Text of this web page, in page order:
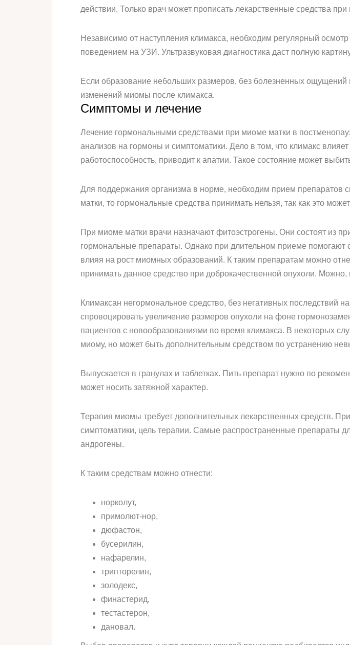
действии. Только врач может прописать лекарственные средства при
Независимо от наступления климакса, необходим регулярный
поведением на УЗИ. Ультразвуковая диагностика даст полную
Если образование небольших размеров, без болезненных
изменений миомы после климакса.
Симптомы и лечение
Лечение гормональными средствами при миоме матки в
анализов на гормоны и симптоматики. Дело в том, что климакс
работоспособность, приводит к апатии. Такое состояние может
Для поддержания организма в норме, необходим прием
матки, то гормональные средства принимать нельзя, так как это
При миоме матки врачи назначают фитоэстрогены. Они состоят из
гормональные препараты. Однако при длительном приеме
влияя на рост миомных образований. К таким препаратам можно
принимать данное средство при доброкачественной опухоли.
Климаксан негормональное средство, без негативных
спровоцировать увеличение размеров опухоли на фоне
пациентов с новообразованиями во время климакса. В некоторых
миому, но может быть дополнительным средством по устранению
Выпускается в гранулах и таблетках. Пить препарат нужно по
может носить затяжной характер.
Терапия миомы требует дополнительных лекарственных средств.
симптоматики, цель терапии. Самые распространенные препараты
андрогены.
К таким средствам можно отнести:
норколут,
примолют-нор,
дюфастон,
бусерилин,
нафарелин,
трипторелин,
золодекс,
финастерид,
тестастерон,
дановал.